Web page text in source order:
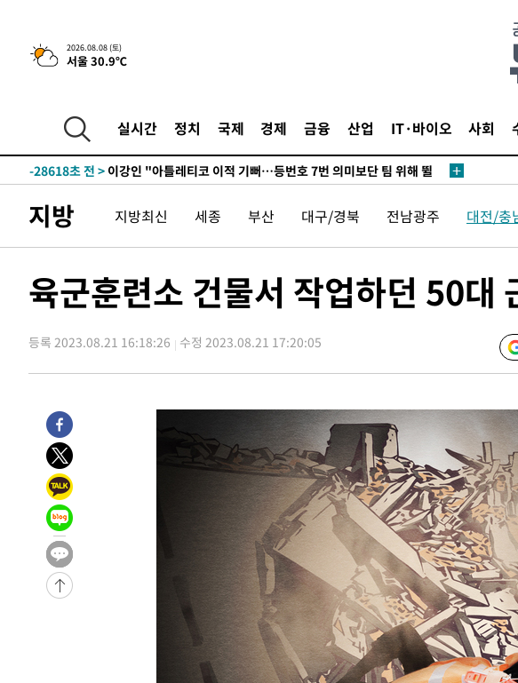
2026.08.08 (토)
서울 30.9℃
실시간 정치 국제 경제 금융 산업 IT·바이오 사회
5시간 전 >[속보]뉴욕증시 상승 마감…S&P 0.6% 나스닥 1.3%↑
한민수·김용 순
-29802초 전 >
[속보]김민석, 與 전대 당원투표 누적 득표율 45.42%로 1위… 정
청래 44.56%
-29084초 전 >
42.08%·宋 10.17%
-28618초 전 > 이강인 "아틀레티코 이적 기뻐…등번호 7번 의미보단 팀 위해 뛸
-22327초 전 >
낮 최고 35도 '무더위'…동해안 시간당 30㎜ '강한 비'[내일날씨]
-21597초 전 >[속보]이강인 "감독님이 원하는 마음 느꼈고, 많은 트로피 원해 아
-20348초 전 >온열질환 사망자 3명 늘어…누적 환자 3000명 돌파
-10400초 전 >백운산서 80년근 천종산삼 9뿌리 발견…감정가 1.3억원
-8110초 전 >선재도서 해루질 나섰다 실종 60대, 닷새 만에 숨진 채 발견
-5020초 전 >
여수 오동도 해상서 모터보트 전복…1명 사망·1명 실종
-1247초 전 >
극한폭염 한풀 꺾이지만…'낮 최고 35도' 무더위, 열대야 계속[다음
주 날씨]
28분 전 >
축구협회 "압수수색·성접대 논란 사과…쇄신의 기회로 삼겠다"
53분 전 >
[속보]'압수수색·성접대 논란' 축구협회 "실망과 걱정 안겨드려 죄송"
4시간 전 >
'최고 37도' 폭염 지속…강원동해안 최대 150㎜ 비
5시간 전 >
[속보]뉴욕증시 상승 마감…S&P 0.6% 나스닥 1.3%↑
-29849초 전 >
[속보]與최고위원 제주·인천 순회경선…박선원·최민희·서미화·
한민수·김용 순
-29802초 전 >
[속보]김민석, 與 전대 당원투표 누적 득표율 45.42%로 1위… 정
[속보]與 대표 경선 제주·인천 당원투표…金 47.75%·鄭
이강인 "아틀레티코 이적 기뻐…등번호 7번 의미보단 팀 위해 뛸
[속보]與 당대표 경선, 제주·인천 권리당원 투표 김민석 승리
지방 지방최신 세종 부산 대구/경북 전남광주 대전/충
육군훈련소 건물서 작업하던 50대
등록 2023.08.21 16:18:26 수정 2023.08.21 17:20:05